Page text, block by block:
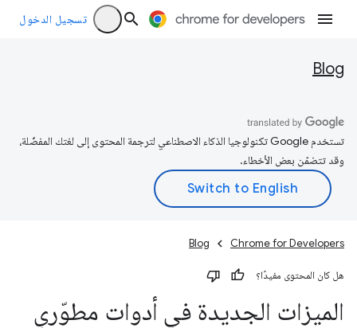
تسجيل الدخول
Blog
تستخدم Google تكنولوجيا الذكاء الاصطناعي لترجمة المحتوى إلى لغتك المفضّلة،
وقد تتضمّن بعض الأخطاء.
Chrome for Developers
Blog
هل كان المحتوى مفيدًا؟
الميزات الجديدة في أدوات مطوّري